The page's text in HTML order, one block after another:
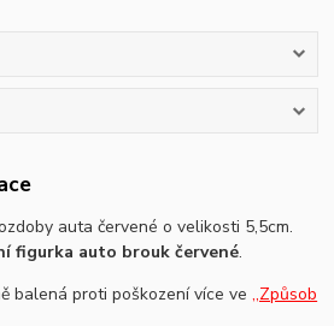
auta červené o velikosti 5,5cm.
figurka auto brouk červené.
balená proti poškození více ve,,Způsob